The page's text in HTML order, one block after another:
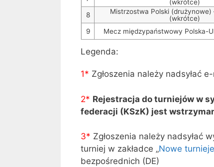
(wkrótce)
8
Mistrzostwa Polski
(wkrótce)
9
Mecz międzypaństwowy Polska-
Legenda:
1* Zgłoszenia należy nadsyłać
2* Rejestracja do turniejów w
federacji (KSzK) jest
3* Zgłoszenia należy nadsyłać
turniej w zakładce „Nowe turnieje
bezpośrednich (DE)